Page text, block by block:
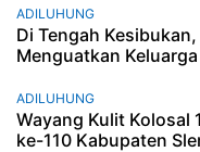
ADILUHUNG
Di Tengah
Menguatkan
ADILUHUNG
Wayang Kulit Kolosal
ke-110 Kabupaten